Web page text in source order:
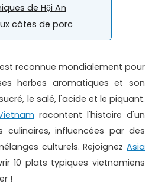
de Hội An
côtes de porc
reconnue mondialement pour
herbes aromatiques et son
le salé, l'acide et le piquant.
racontent l'histoire d'un
influencées par des
culturels. Rejoignez Asia
10 plats typiques vietnamiens
!